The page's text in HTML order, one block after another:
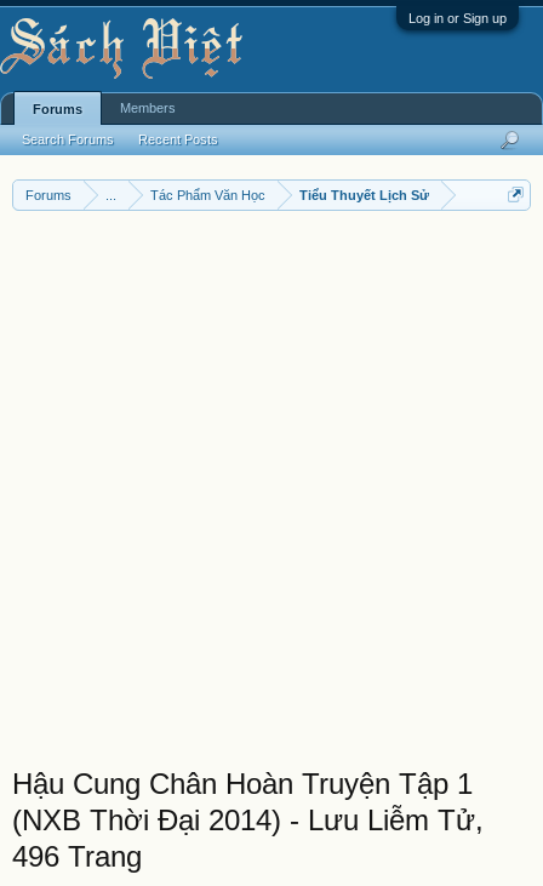
Log in or Sign up
Forums Tác Phẩm Văn Học Tiểu Thuyết Lịch Sử
Hậu Cung Chân Hoàn Truyện Tập 1
(NXB Thời Đại 2014) - Lưu Liễm Tử,
496 Trang
Forums
Search Forums Recent Posts
Members